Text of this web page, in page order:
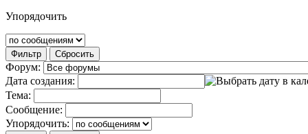
Упорядочить
Фильтр Сбросить
Форум:
Дата создания:
Тема:
Сообщение:
Упорядочить: